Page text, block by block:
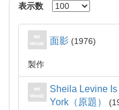
表示数
面影 1976
製作
Sheila Levine
York（原題）